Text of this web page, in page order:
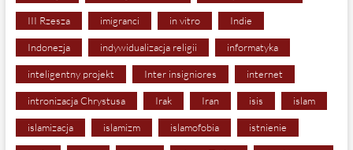
III Rzesza imigranci in vitro Indie
Indonezja indywidualizacja religii informatyka
inteligentny projekt Inter insigniores internet
intronizacja Chrystusa Irak Iran isis islam
islamizacja islamizm islamofobia istnienie